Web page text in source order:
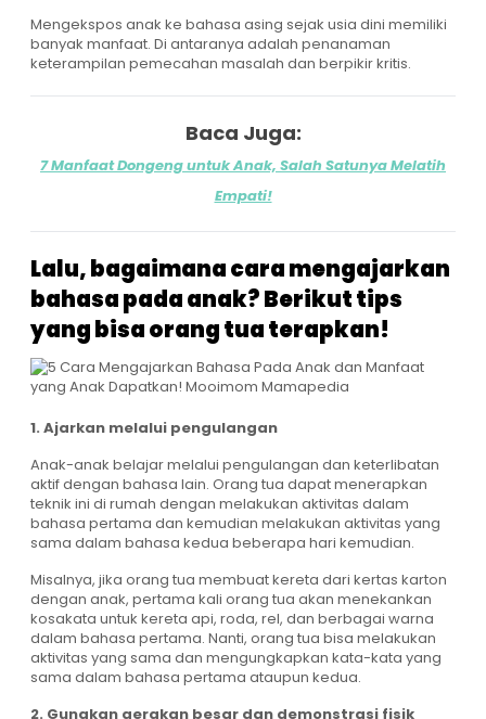
Mengekspos anak ke bahasa asing sejak usia dini memiliki
banyak manfaat. Di antaranya adalah penanaman
keterampilan pemecahan masalah dan berpikir kritis.
Baca Juga:
7 Manfaat Dongeng untuk Anak, Salah Satunya Melatih
Empati!
Lalu, bagaimana cara mengajarkan
bahasa pada anak? Berikut tips
yang bisa orang tua terapkan!
1. Ajarkan melalui pengulangan
Anak-anak belajar melalui pengulangan dan keterlibatan
aktif dengan bahasa lain. Orang tua dapat menerapkan
teknik ini di rumah dengan melakukan aktivitas dalam
bahasa pertama dan kemudian melakukan aktivitas yang
sama dalam bahasa kedua beberapa hari kemudian.
Misalnya, jika orang tua membuat kereta dari kertas karton
dengan anak, pertama kali orang tua akan menekankan
kosakata untuk kereta api, roda, rel, dan berbagai warna
dalam bahasa pertama. Nanti, orang tua bisa melakukan
aktivitas yang sama dan mengungkapkan kata-kata yang
sama dalam bahasa pertama ataupun kedua.
2. Gunakan gerakan besar dan demonstrasi fisik